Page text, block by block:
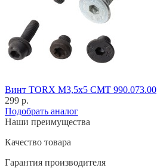
Винт TORX M3,5x5 CMT 990.073.00
299 р.
Подобрать аналог
Наши преимущества
Качество товара
Гарантия производителя